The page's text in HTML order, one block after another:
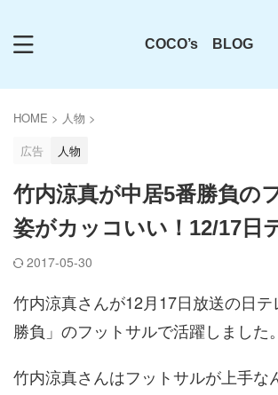
COCO’s BLOG
HOME > 人物 >
広告
人物
竹内涼真が中居5番勝負の
姿がカッコいい！12/17日
2017-05-30
竹内涼真さんが12月17日放送の日
勝負」のフットサルで活躍しました。
竹内涼真さんはフットサルが上手な